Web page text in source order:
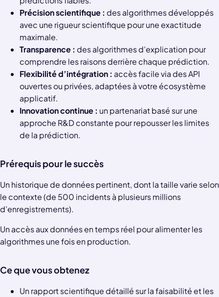
Précision scientifique : des algorithmes développés
avec une rigueur scientifique pour une exactitude
maximale.
Transparence : des algorithmes d’explication pour
comprendre les raisons derrière chaque prédiction.
Flexibilité d’intégration : accès facile via des API
ouvertes ou privées, adaptées à votre écosystème
applicatif.
Innovation continue : un partenariat basé sur une
approche R&D constante pour repousser les limites
de la prédiction.
Prérequis pour le succès
Un historique de données pertinent, dont la taille varie selon
le contexte (de 500 incidents à plusieurs millions
d’enregistrements).
Un accès aux données en temps réel pour alimenter les
algorithmes une fois en production.
Ce que vous obtenez
Un rapport scientifique détaillé sur la faisabilité et les